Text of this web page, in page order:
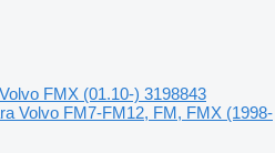
Volvo FMX (01.10-) 3198843
Volvo FM7-FM12, FM, FMX (1998-